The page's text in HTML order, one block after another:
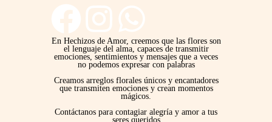
F
a
c
e
I
n
s
t
W
h
a
t
En Hechizos de Amor, creemos que las flores son
el lenguaje del alma, capaces de transmitir
emociones, sentimientos y mensajes que a veces
no podemos expresar con palabras
Creamos arreglos florales únicos y encantadores
que transmiten emociones y crean momentos
mágicos.
Contáctanos para contagiar alegría y amor a tus
seres queridos